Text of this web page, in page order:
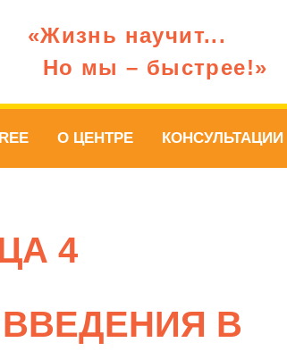
«Жизнь научит...
Но мы – быстрее!»
О ЦЕНТРЕ КОНСУЛЬТАЦИИ
4
В